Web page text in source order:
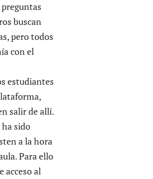
buscan
pero todos
con el
estudiantes
salir de allí.
sido
a la hora
Para ello
acceso al